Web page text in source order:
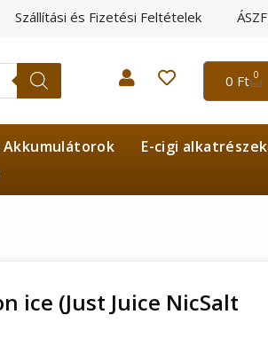
Szállítási és Fizetési Feltételek ÁSZF
0 Ft 0
Akkumulátorok E-cigi alkatrészek
ice (Just Juice NicSalt